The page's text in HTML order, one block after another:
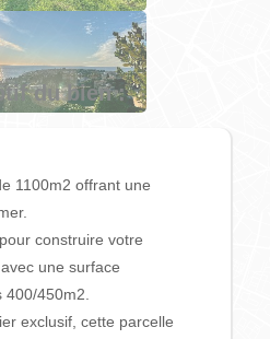
du bien :
1100m2 offrant une
construire votre
une surface
400/450m2.
exclusif, cette parcelle